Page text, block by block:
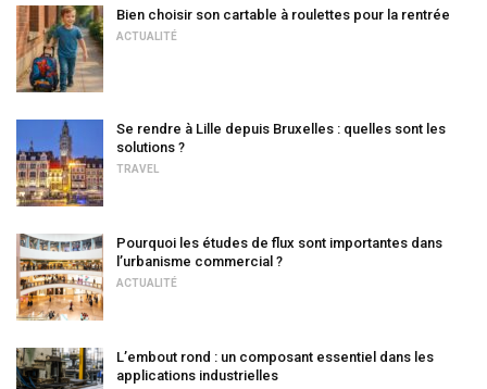
Bien choisir son cartable à roulettes pour la rentrée
ACTUALITÉ
Se rendre à Lille depuis Bruxelles : quelles sont les
solutions ?
TRAVEL
Pourquoi les études de flux sont importantes dans
l’urbanisme commercial ?
ACTUALITÉ
L’embout rond : un composant essentiel dans les
applications industrielles